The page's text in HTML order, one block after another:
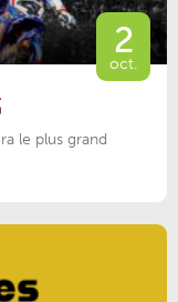
2
oct.
le plus grand